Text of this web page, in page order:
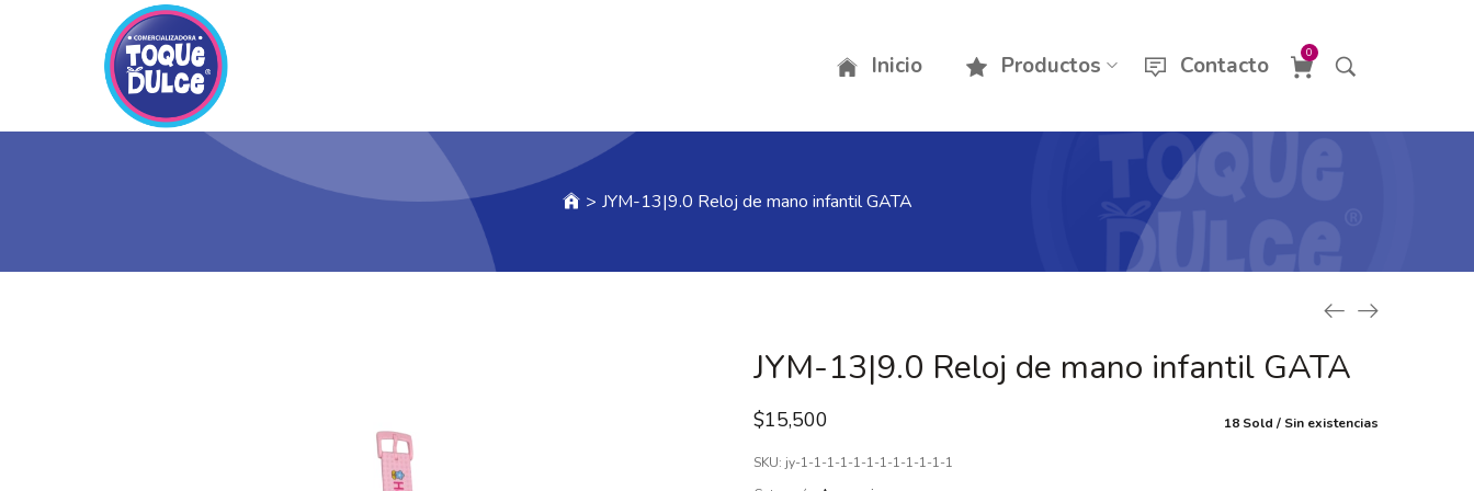
Inicio Productos Contacto 0
> JYM-13|9.0 Reloj de mano infantil GATA
JYM-13|9.0 Reloj de mano infantil GATA
18 Sold Sin existencias
$15,500
SKU: jy-1-1-1-1-1-1-1-1-1-1-1-1